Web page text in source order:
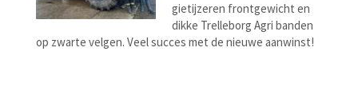
gietijzeren frontgewicht en
dikke Trelleborg Agri banden
op zwarte velgen. Veel succes met de nieuwe aanwinst!